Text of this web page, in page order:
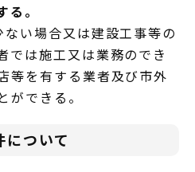
。
ない場合又は建設工事等の
では施工又は業務のでき
等を有する業者及び市外
ができる。
ついて